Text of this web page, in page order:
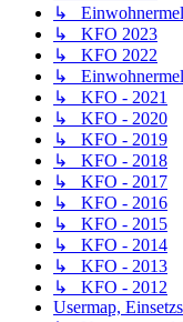
↳
↳ KFO 2023
↳ KFO 2022
↳
↳ KFO - 2021
↳ KFO - 2020
↳ KFO - 2019
↳ KFO - 2018
↳ KFO - 2017
↳ KFO - 2016
↳ KFO - 2015
↳ KFO - 2014
↳ KFO - 2013
↳ KFO - 2012
Usermap,